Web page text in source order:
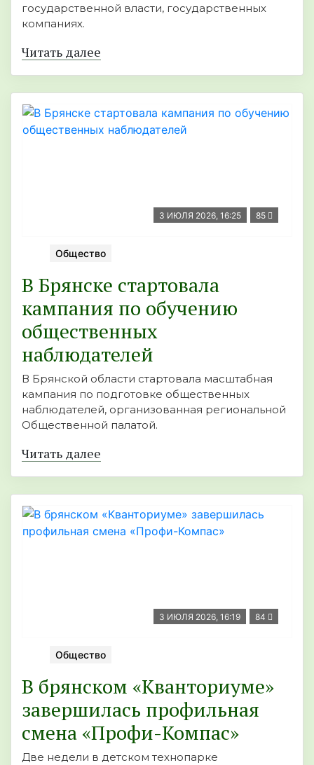
государственной власти, государственных
компаниях.
Читать далее
3 ИЮЛЯ 2026, 16:25 85
Общество
В Брянске стартовала
кампания по обучению
общественных
наблюдателей
В Брянской области стартовала масштабная
кампания по подготовке общественных
наблюдателей, организованная региональной
Общественной палатой.
Читать далее
3 ИЮЛЯ 2026, 16:19 84
Общество
В брянском «Кванториуме»
завершилась профильная
смена «Профи-Компас»
Две недели в детском технопарке